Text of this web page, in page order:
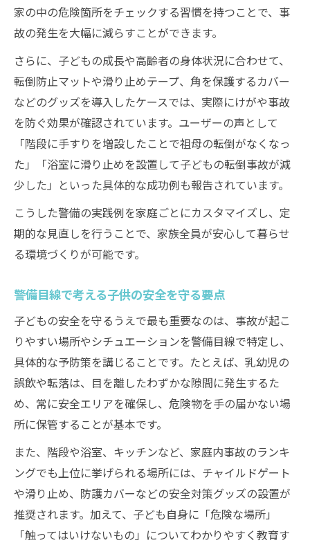
家の中の危険箇所をチェックする習慣を持つことで、事
故の発生を大幅に減らすことができます。
さらに、子どもの成長や高齢者の身体状況に合わせて、
転倒防止マットや滑り止めテープ、角を保護するカバー
などのグッズを導入したケースでは、実際にけがや事故
を防ぐ効果が確認されています。ユーザーの声として
「階段に手すりを増設したことで祖母の転倒がなくなっ
た」「浴室に滑り止めを設置して子どもの転倒事故が減
少した」といった具体的な成功例も報告されています。
こうした警備の実践例を家庭ごとにカスタマイズし、定
期的な見直しを行うことで、家族全員が安心して暮らせ
る環境づくりが可能です。
警備目線で考える子供の安全を守る要点
子どもの安全を守るうえで最も重要なのは、事故が起こ
りやすい場所やシチュエーションを警備目線で特定し、
具体的な予防策を講じることです。たとえば、乳幼児の
誤飲や転落は、目を離したわずかな隙間に発生するた
め、常に安全エリアを確保し、危険物を手の届かない場
所に保管することが基本です。
また、階段や浴室、キッチンなど、家庭内事故のランキ
ングでも上位に挙げられる場所には、チャイルドゲート
や滑り止め、防護カバーなどの安全対策グッズの設置が
推奨されます。加えて、子ども自身に「危険な場所」
「触ってはいけないもの」についてわかりやすく教育す